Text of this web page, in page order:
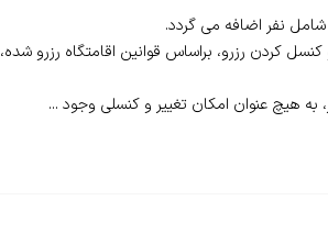
کردن رزرو، بر‌اساس قوانین اقامتگاه رزرو شده،
به‌ هیچ‌ عنوان امکان تغییر و کنسلی وجود ...